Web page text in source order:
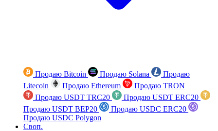
Продаю Bitcoin Продаю Solana
Продаю
Litecoin
Продаю Ethereum
Продаю TRON
Продаю USDT TRC20
Продаю USDT ERC20
Продаю USDT BEP20
Продаю USDC ERC20
Продаю USDC Polygon
Своп.